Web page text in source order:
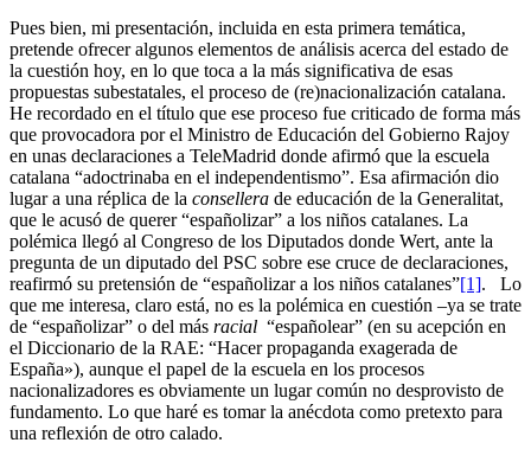
Pues bien, mi presentación, incluida en esta primera temática,
pretende ofrecer algunos elementos de análisis acerca del estado de
la cuestión hoy, en lo que toca a la más significativa de esas
propuestas subestatales, el proceso de (re)nacionalización catalana.
He recordado en el título que ese proceso fue criticado de forma más
que provocadora por el Ministro de Educación del Gobierno Rajoy
en unas declaraciones a TeleMadrid donde afirmó que la escuela
catalana “adoctrinaba en el independentismo”. Esa afirmación dio
lugar a una réplica de la consellera de educación de la Generalitat,
que le acusó de querer “españolizar” a los niños catalanes. La
polémica llegó al Congreso de los Diputados donde Wert, ante la
pregunta de un diputado del PSC sobre ese cruce de declaraciones,
reafirmó su pretensión de “españolizar a los niños catalanes”[1]. Lo
que me interesa, claro está, no es la polémica en cuestión –ya se trate
de “españolizar” o del más racial “españolear” (en su acepción en
el Diccionario de la RAE: “Hacer propaganda exagerada de
España»), aunque el papel de la escuela en los procesos
nacionalizadores es obviamente un lugar común no desprovisto de
fundamento. Lo que haré es tomar la anécdota como pretexto para
una reflexión de otro calado.